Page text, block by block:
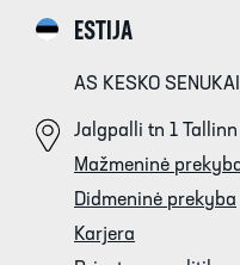
ESTIJA
AS KESKO
Jalgpalli tn 1
Mažmeninė
Didmeninė prekyba
Karjera